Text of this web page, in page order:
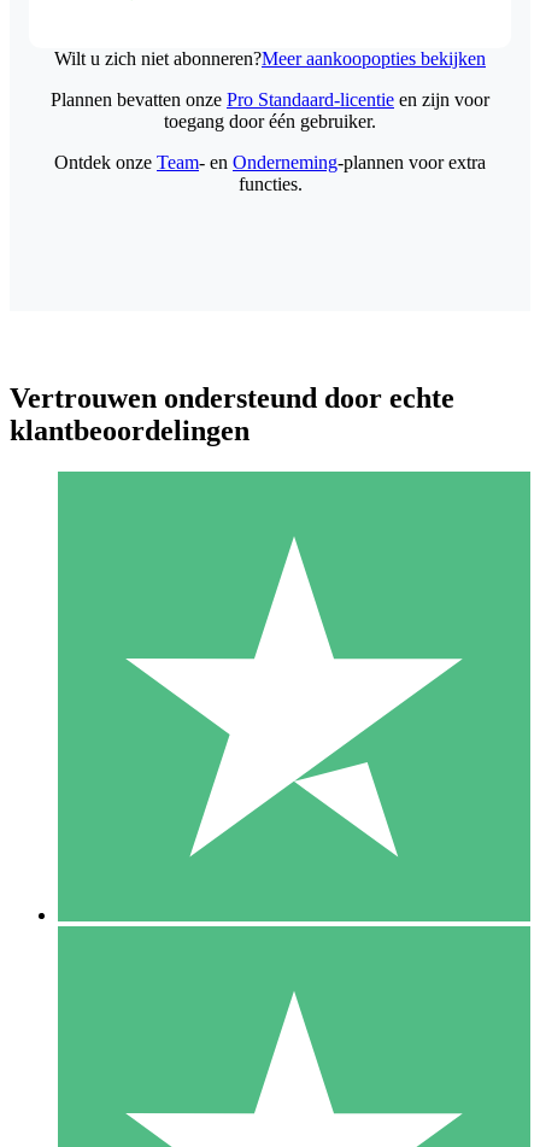
Wilt u zich niet abonneren?Meer aankoopopties bekijken
Individuele Creditpakketten
Betaal per gebruik met downloadtegoeden. Geen maandelijkse
1000
10 Downloaden
20 00
Plannen bevatten onze Pro Standaard-licentie en zijn voor
toegang door één gebruiker.
Ontdek onze Team- en Onderneming-plannen voor extra
functies.
Vertrouwen ondersteund door echte
klantbeoordelingen